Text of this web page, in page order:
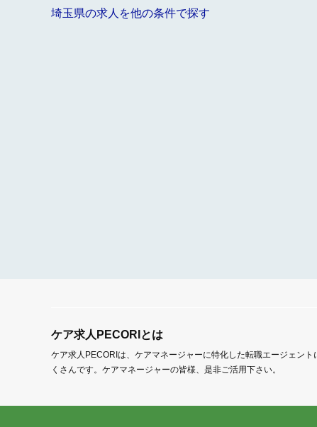
埼玉県の求人を他の条件で探す
ケア求人PECORIとは
ケア求人PECORIは、ケアマネージャーに特化した転職エージェン
くさんです。ケアマネージャーの皆様、是非ご活用下さい。